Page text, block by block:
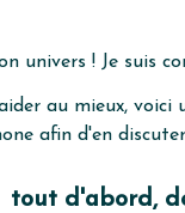
univers ! Je suis
afin d'en
tout d'abord,